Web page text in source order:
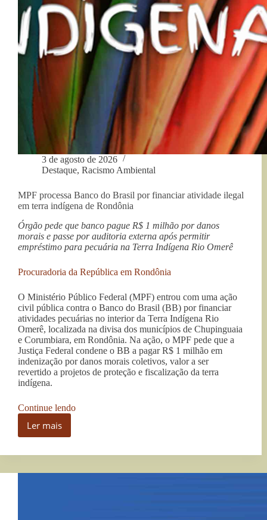
3 de agosto de 2026
Destaque, Racismo Ambiental
MPF processa Banco do Brasil por financiar atividade ilegal
em terra indígena de Rondônia
Órgão pede que banco pague R$ 1 milhão por danos
morais e passe por auditoria externa após permitir
empréstimo para pecuária na Terra Indígena Rio Omerê
Procuradoria da República em Rondônia
O Ministério Público Federal (MPF) entrou com uma ação
civil pública contra o Banco do Brasil (BB) por financiar
atividades pecuárias no interior da Terra Indígena Rio
Omerê, localizada na divisa dos municípios de Chupinguaia
e Corumbiara, em Rondônia. Na ação, o MPF pede que a
Justiça Federal condene o BB a pagar R$ 1 milhão em
indenização por danos morais coletivos, valor a ser
revertido a projetos de proteção e fiscalização da terra
indígena.
Continue lendo“MPF
financiar
Ler mais
MPF
Banco